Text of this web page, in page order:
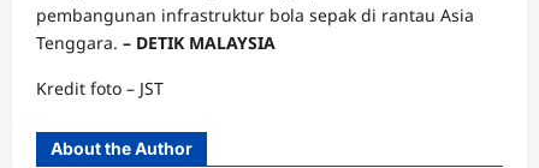
pembangunan infrastruktur bola sepak di rantau Asia
Tenggara. – DETIK MALAYSIA
Kredit foto – JST
About the Author